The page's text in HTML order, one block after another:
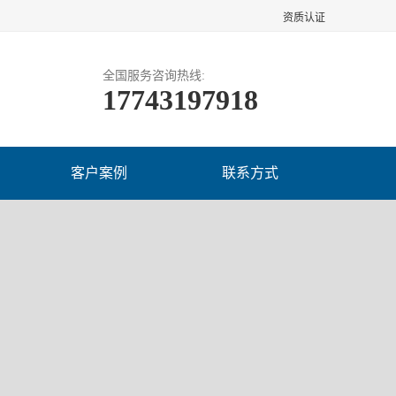
资质认证
全国服务咨询热线:
17743197918
客户案例 联系方式